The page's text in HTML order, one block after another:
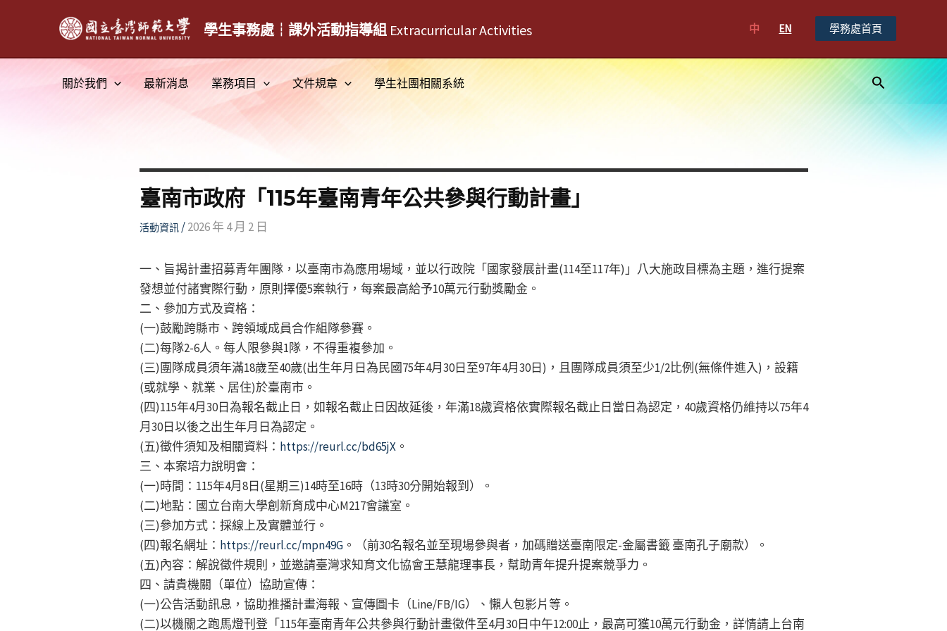
學生事務處┆課外活動指導組 Extracurricular Activities 中 EN 學務處首頁
關於我們 最新消息 業務項目 文件規章 學生社團相關系統
搜
尋
臺南市政府「115年臺南青年公共參與行動計畫」
活動資訊/2026 年 4 月 2 日
一、旨揭計畫招募青年團隊，以臺南市為應用場域，並以行政院「國家發展計畫(114至117年)」八大施政目標為主題，進行提案
發想並付諸實際行動，原則擇優5案執行，每案最高給予10萬元行動獎勵金。
二、參加方式及資格：
(一)鼓勵跨縣市、跨領域成員合作組隊參賽。
(二)每隊2-6人。每人限參與1隊，不得重複參加。
(三)團隊成員須年滿18歲至40歲(出生年月日為民國75年4月30日至97年4月30日)，且團隊成員須至少1/2比例(無條件進入)，設籍
(或就學、就業、居住)於臺南市。
(四)115年4月30日為報名截止日，如報名截止日因故延後，年滿18歲資格依實際報名截止日當日為認定，40歲資格仍維持以75年4
月30日以後之出生年月日為認定。
(五)徵件須知及相關資料： https://reurl.cc/bd65jX。
三、本案培力說明會：
(一)時間：115年4月8日(星期三)14時至16時（13時30分開始報到）。
(二)地點：國立台南大學創新育成中心M217會議室。
(三)參加方式：採線上及實體並行。
(四)報名網址： https://reurl.cc/mpn49G。（前30名報名並至現場參與者，加碼贈送臺南限定-金屬書籤 臺南孔子廟款）。
(五)內容：解說徵件規則，並邀請臺灣求知育文化協會王慧龍理事長，幫助青年提升提案競爭力。
四、請貴機關（單位）協助宣傳：
(一)公告活動訊息，協助推播計畫海報、宣傳圖卡（Line/FB/IG）、懶人包影片等。
(二)以機關之跑馬燈刊登「115年臺南青年公共參與行動計畫徵件至4月30日中午12:00止，最高可獲10萬元行動金，詳情請上台南